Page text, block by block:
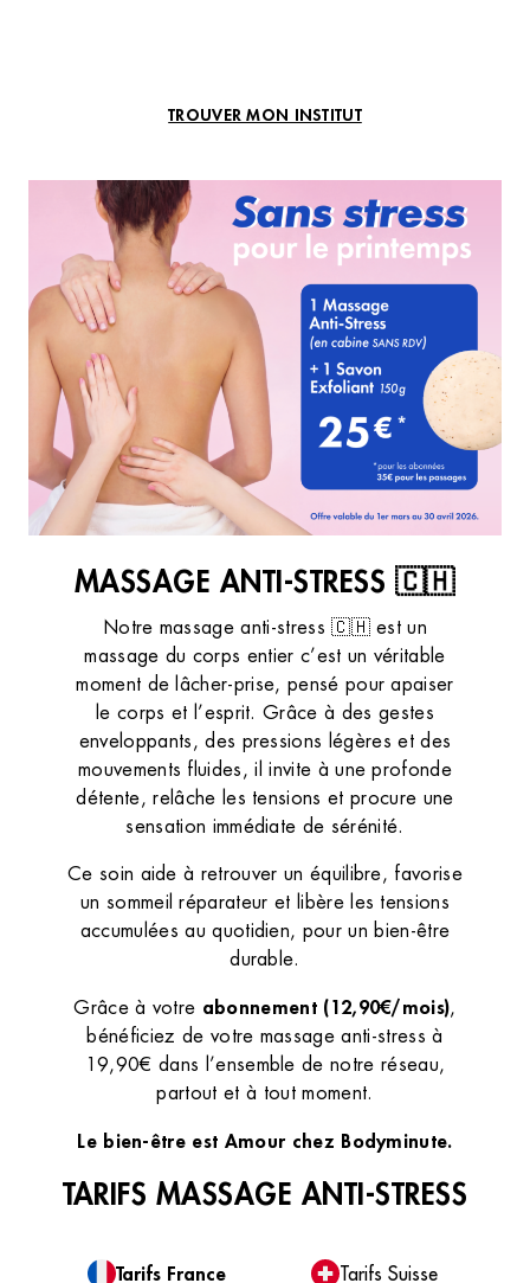
TROUVER MON INSTITUT
MASSAGE ANTI-STRESS 🇨🇭
Notre massage anti-stress 🇨🇭 est un
massage du corps entier c’est un véritable
moment de lâcher-prise, pensé pour apaiser
le corps et l’esprit. Grâce à des gestes
enveloppants, des pressions légères et des
mouvements fluides, il invite à une profonde
détente, relâche les tensions et procure une
sensation immédiate de sérénité.
Ce soin aide à retrouver un équilibre, favorise
un sommeil réparateur et libère les tensions
accumulées au quotidien, pour un bien-être
durable.
Grâce à votre abonnement (12,90€/mois),
bénéficiez de votre massage anti-stress à
19,90€ dans l’ensemble de notre réseau,
partout et à tout moment.
Le bien-être est Amour chez Bodyminute.
TARIFS MASSAGE ANTI-STRESS
Tarifs France Tarifs Suisse